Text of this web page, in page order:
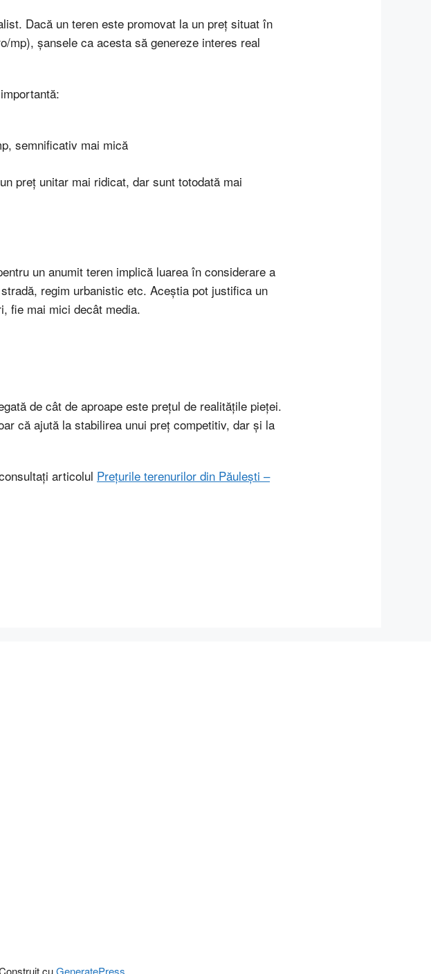
Dacă un teren este promovat la un preț situat în
mp), șansele ca acesta să genereze interes real
semnificativ mai mică
preț unitar mai ridicat, dar sunt totodată mai
un anumit teren implică luarea în considerare a
regim urbanistic etc. Aceștia pot justifica un
fie mai mici decât media.
de cât de aproape este prețul de realitățile pieței.
că ajută la stabilirea unui preț competitiv, dar și la
articolul Prețurile terenurilor din Păulești –